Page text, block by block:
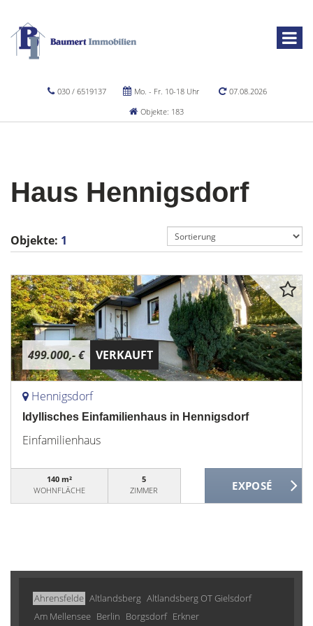
030 / 6519137 Mo. - Fr. 10-18 Uhr
07.08.2026
Objekte: 183
Haus Hennigsdorf
Objekte: 1
499.000,- € VERKAUFT
Hennigsdorf
Idyllisches Einfamilienhaus in Hennigsdorf
Einfamilienhaus
140 m²
WOHNFLÄCHE
5
ZIMMER
Ahrensfelde Altlandsberg Altlandsberg OT Gielsdorf
Am Mellensee Berlin Borgsdorf Erkner